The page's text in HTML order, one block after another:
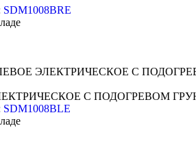
SDM1008BRE
С ПОДОГРЕВОМ
SDM1008BLE